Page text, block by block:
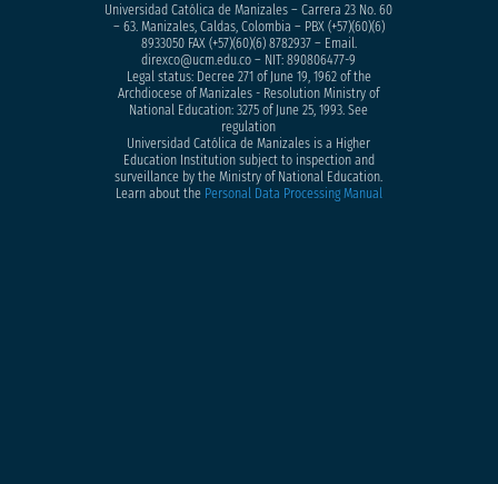
Universidad Católica de Manizales – Carrera 23 No. 60
– 63. Manizales, Caldas, Colombia – PBX (+57)(60)(6)
8933050FAX (+57)(60)(6) 8782937 – Email.
direxco@ucm.edu.co – NIT: 890806477-9
Legal status: Decree 271 of June 19, 1962 of the
Archdiocese of Manizales - Resolution Ministry of
National Education: 3275 of June 25, 1993. See
regulation
Universidad Católica de Manizales is a Higher
Education Institution subject to inspection and
surveillance by the Ministry of National Education.
Learn about the Personal Data Processing Manual